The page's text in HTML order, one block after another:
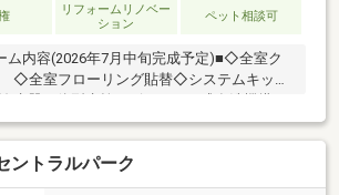
リフォームリノベー
ション
ペット相談可
ム内容(2026年7月中旬完成予定)■◇全室ク
◇全室フローリング貼替◇システムキッチ
浄水器一体型水栓・ビルトイン式食洗機搭
ットバス交換（浴室乾燥機搭載） ◇洗面
換◇トイレ交換 ◇給湯器交換 ◇建具交
明器具設置◇一部間取り変更（和室→洋
） ◇ハウスクリーニング 等～魅力のポイ
ントラルパーク